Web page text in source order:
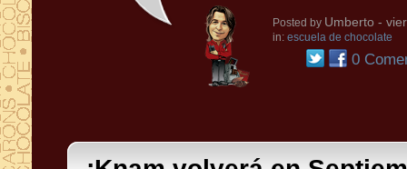
Posted by Umberto -
in: escuela de chocolate
0